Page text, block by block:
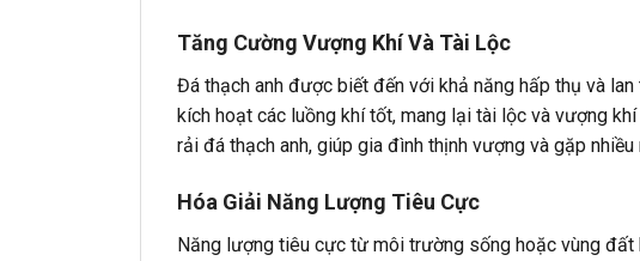
Tăng Cường Vượng Khí Và Tài Lộc
Đá thạch anh được biết đến với khả năng hấp thụ và
kích hoạt các luồng khí tốt, mang lại tài lộc và vượng
rải đá thạch anh, giúp gia đình thịnh vượng và gặp
Hóa Giải Năng Lượng Tiêu Cực
Năng lượng tiêu cực từ môi trường sống hoặc vùng